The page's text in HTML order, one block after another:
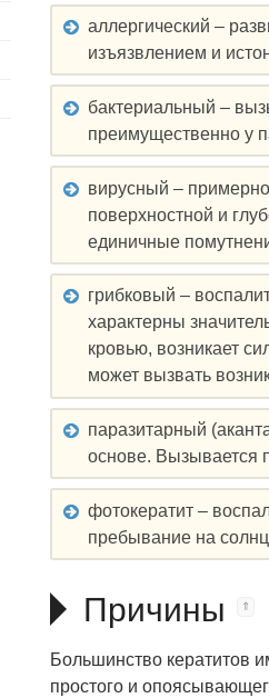
аллергический –
изъязвлением и
бактериальный –
преимущественно у
вирусный –
поверхностной и
единичные
грибковый –
характерны
кровью, возникает
может вызвать
паразитарный
основе. Вызывается
фотокератит –
пребывание на
Причины
Большинство кератитов
простого и